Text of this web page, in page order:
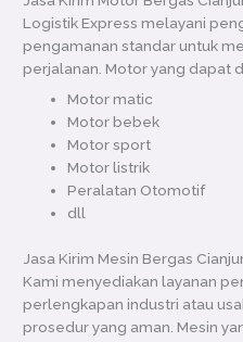
Logistik Express melayani
pengamanan standar untuk
perjalanan. Motor yang dapat
Motor matic
Motor bebek
Motor sport
Motor listrik
Peralatan Otomotif
dll
Jasa Kirim Mesin Bergas
Kami menyediakan layanan
perlengkapan industri atau
prosedur yang aman. Mesin